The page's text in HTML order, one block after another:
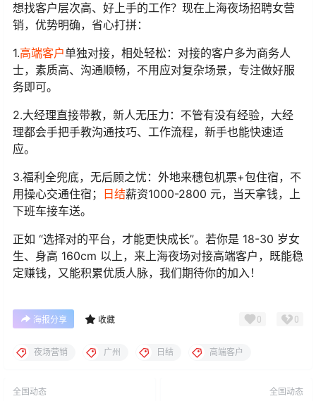
想找客户层次高、好上手的工作？现在上海夜场招聘女营
销，优势明确，省心打拼：
1.高端客户单独对接，相处轻松：对接的客户多为商务人
士，素质高、沟通顺畅，不用应对复杂场景，专注做好服
务即可。
2.大经理直接带教，新人无压力：不管有没有经验，大经
理都会手把手教沟通技巧、工作流程，新手也能快速适
应。
3.福利全兜底，无后顾之忧：外地来穗包机票+包住宿，不
用操心交通住宿；
日结薪资1000-2800 元，当天拿钱，上
下班车接车送。
正如 “选择对的平台，才能更快成长”。若你是 18-30 岁女
生、身高 160cm 以上，来上海夜场对接高端客户，既能稳
定赚钱，又能积累优质人脉，我们期待你的加入！
海报分享 收藏 0 0
夜场营销 广州 日结 高端客户
全国动态 全国动态